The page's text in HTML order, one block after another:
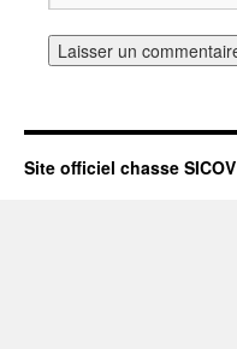
Site officiel chasse SICOV